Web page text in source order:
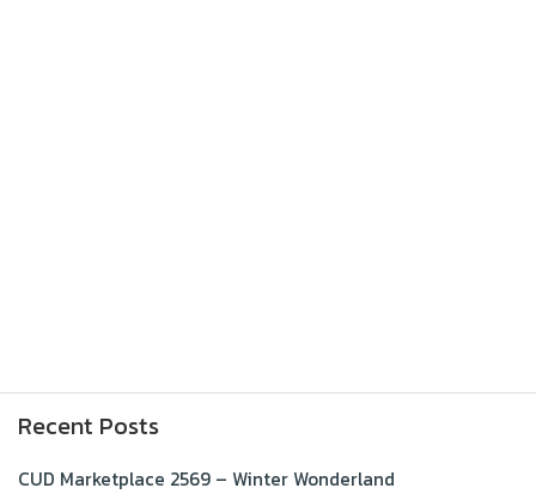
Recent Posts
CUD Marketplace 2569 – Winter Wonderland